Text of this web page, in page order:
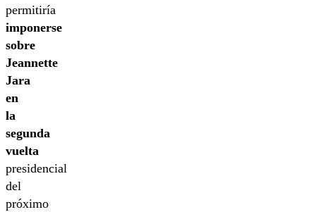
permitiría
imponerse
sobre
Jeannette
Jara
en
la
segunda
vuelta
presidencial
del
próximo